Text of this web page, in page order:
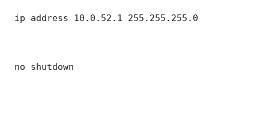
ip address 10.0.52.1 255.255.255.0
no shutdown